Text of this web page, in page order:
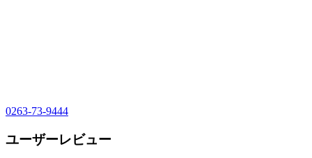
0263-73-9444
ユーザーレビュー